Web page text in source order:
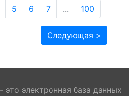
5 6 7 ... 100
Следующая >
- это электронная база данных